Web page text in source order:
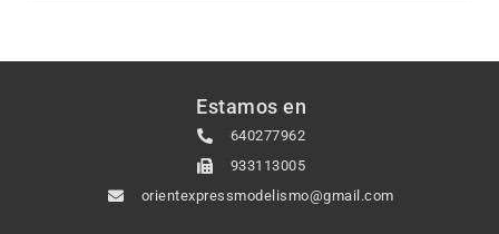
Estamos en
640277962
933113005
orientexpressmodelismo@gmail.com